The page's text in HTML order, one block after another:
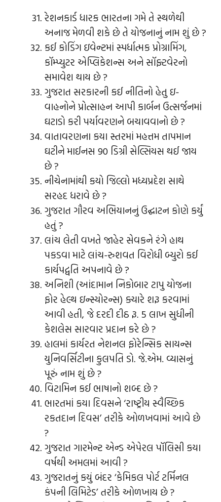
રેશનકાર્ડ ધારક ભારતના ગમે તે સ્થળેથી
અનાજ મેળવી શકે છે તે યોજનાનું નામ શું છે ?
કઈ કોડિંગ ઇવેન્ટમાં સ્પર્ધાત્મક પ્રોગ્રામિંગ,
કૉમ્પ્યુટર એપ્લિકેશન્સ અને સૉફ્ટવેરનો
સમાવેશ થાય છે ?
ગુજરાત સરકારની કઈ નીતિનો હેતુ ઇ-
વાહનોને પ્રોત્સાહન આપી કાર્બન ઉત્સર્જનમાં
ઘટાડો કરી પર્યાવરણને બચાવવાનો છે ?
વાતાવરણના કયા સ્તરમાં મહત્તમ તાપમાન
ઘટીને માઈનસ 90 ડિગ્રી સેલ્સિયસ થઈ જાય
છે ?
નીચેનામાંથી કયો જિલ્લો મધ્યપ્રદેશ સાથે
સરહદ ધરાવે છે ?
ગુજરાત ગૌરવ અભિયાનનું ઉદ્ઘાટન કોણે કર્યું
હતું ?
લાંચ લેતી વખતે જાહેર સેવકને રંગે હાથ
પકડવા માટે લાંચ-રુશવત વિરોધી બ્યુરો કઈ
કાર્યપદ્વતિ અપનાવે છે ?
અનિશી (આંદામાન નિકોબાર ટાપુ યોજના
ફોર હેલ્થ ઇન્સ્યોરન્સ) ક્યારે શરૂ કરવામાં
આવી હતી, જે દરદી દીઠ રૂ. 5 લાખ સુધીની
કેશલેસ સારવાર પ્રદાન કરે છે ?
હાલમાં કાર્યરત નેશનલ ફોરેન્સિક સાયન્સ
યુનિવર્સિટીના કુલપતિ ડો. જે.એમ. વ્યાસનું
પૂરું નામ શું છે ?
વિટામિન કઈ ભાષાનો શબ્દ છે ?
ભારતમાં કયા દિવસને ‘રાષ્ટ્રીય સ્વૈચ્છિક
રકતદાન દિવસ’ તરીકે ઓળખવામાં આવે છે
?
ગુજરાત ગારમેન્ટ એન્ડ એપેરલ પૉલિસી કયા
વર્ષથી અમલમાં આવી ?
ગુજરાતનું કયું બંદર ‘કેમિકલ પોર્ટ ટર્મિનલ
કંપની લિમિટેડ’ તરીકે ઓળખાય છે ?